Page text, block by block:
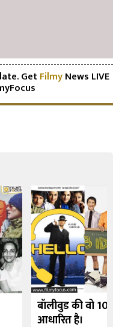
GetFilmyNews LIVE
बॉलीवुड की वो 10
आधारित है।